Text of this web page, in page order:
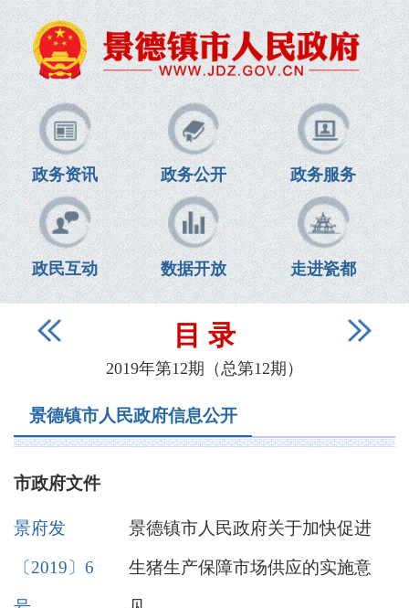
政务资讯 政务公开 政务服务
政民互动 数据开放 走进瓷都
目 录
2019年第12期（总第12期）
景德镇市人民政府信息公开
市政府文件
景府发
〔2019〕6
景德镇市人民政府关于加快促进
生猪生产保障市场供应的实施意